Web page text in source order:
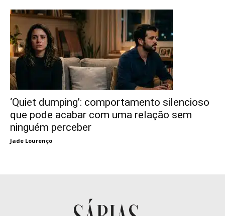
‘Quiet dumping’: comportamento silencioso
que pode acabar com uma relação sem
ninguém perceber
Jade Lourenço